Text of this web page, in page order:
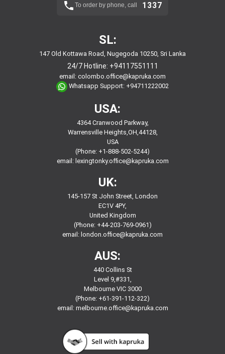
To order by phone, call 1337
SL:
147 Old Kottawa Road, Nugegoda 10250, Sri Lanka
24/7 Hotline: +94117551111
email: colombo.office@kapruka.com
Whatsapp Support: +94711222002
USA:
4364 Cranwood Parkway,
Warrensville Heights,OH,44128,
USA
(Phone: +1-888-502-5244)
email: lexingtonky.office@kapruka.com
UK:
145-157 St John Street, London
EC1V 4PY,
United Kingdom
(Phone: +44-203-769-0961)
email: london.office@kapruka.com
AUS:
440 Collins St
Level 9,#331,
Melbourne VIC 3000
(Phone: +61-391-112-322)
email: melbourne.office@kapruka.com